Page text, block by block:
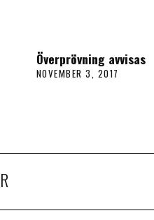
Överprövning avvisas
NOVEMBER 3, 2017